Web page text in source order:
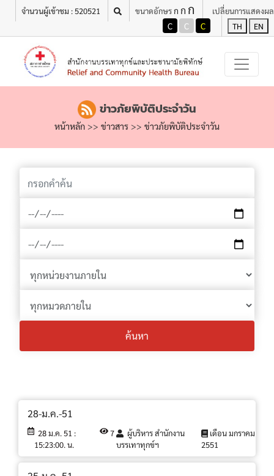
จำนวนผู้เข้าชม : 520521 ขนาดอักษรก ก ก เปลี่ยนการแสดงผล
C C C TH EN
เมนู
ข่าวภัยพิบัติประจำวัน
หน้าหลัก >> ข่าวสาร >> ข่าวภัยพิบัติประจำวัน
ค้นหา
28-ม.ค.-51
28 ม.ค. 51 :
15:23:00. น.
7
ผู้บริหาร สำนักงาน
บรรเทาทุกข์ฯ
เดือน มกราคม
2551